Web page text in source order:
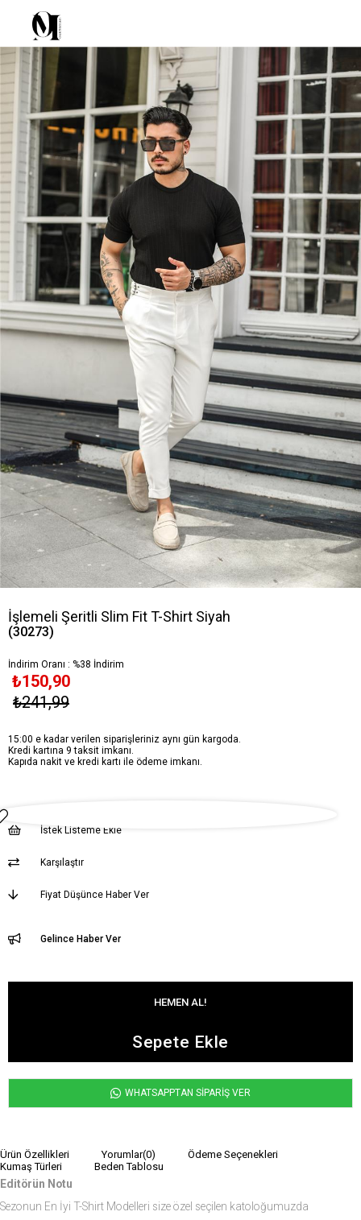
İşlemeli Şeritli Slim Fit T-Shirt Siyah
(30273)
İndirim Oranı : %38 İndirim
₺241,99
₺150,90
15:00 e kadar verilen siparişleriniz aynı gün kargoda.
Kredi kartına 9 taksit imkanı.
Kapıda nakit ve kredi kartı ile ödeme imkanı.
İstek Listeme Ekle
Karşılaştır
Fiyat Düşünce Haber Ver
Gelince Haber Ver
WHATSAPPTAN SİPARİŞ VER
Ürün Özellikleri Yorumlar(0)
Ödeme Seçenekleri
Kumaş Türleri
Beden Tablosu
Editörün Notu
Sezonun En İyi T-Shirt Modelleri size özel seçilen katoloğumuzda